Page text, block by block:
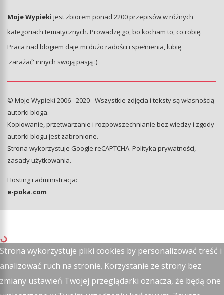
Moje Wypieki jest zbiorem ponad 2200 przepisów w różnych
kategoriach tematycznych. Prowadzę go, bo kocham to, co robię.
Praca nad blogiem daje mi dużo radości i spełnienia, lubię
'zarażać' innych swoją pasją :)
© Moje Wypieki 2006 - 2020 - Wszystkie zdjęcia i teksty są własnością
autorki bloga.
Kopiowanie, przetwarzanie i rozpowszechnianie bez wiedzy i zgody
autorki blogu jest zabronione.
Strona wykorzystuje Google reCAPTCHA. Polityka prywatności,
zasady użytkowania.
Hosting i administracja:
e-poka.com
Strona wykorzystuje pliki cookies by personalizować treść i
analizować ruch na stronie. Korzystanie ze strony bez
zmiany ustawień Twojej przeglądarki oznacza, że będą one